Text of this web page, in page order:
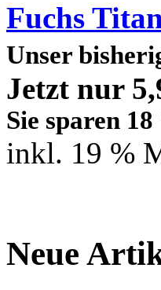
Fuchs
Unser
Jetzt nur
Sie sparen
inkl. 19 %
Neue